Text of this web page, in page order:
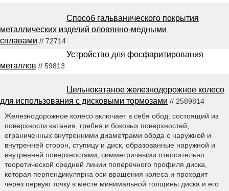
Способ гальванического покрытия
металлических изделий оловянно-медными
сплавами // 72714
Устройство для фосфаритирования
металлов // 59813
Цельнокатаное железнодорожное колесо
для использования с дисковыми тормозами // 2589814
Железнодорожное колесо включает в себя обод, состоящий из
поверхности катания, гребня и боковых поверхностей,
ограниченных внутренними диаметрами обода с наружной и
внутренней сторон, ступицу и диск, образованные наружной и
внутренней поверхностями, симметричными относительно
теоретической средней линии поперечного профиля диска,
которая перпендикулярна оси вращения колеса и проходит
через первую точку в месте минимальной толщины диска и его